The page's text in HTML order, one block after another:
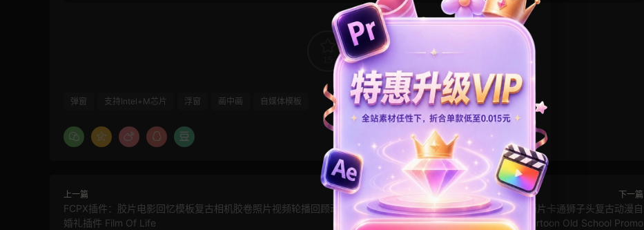
0
弹窗 支持Intel+M芯片 浮窗 画中画 自媒体模板
上一篇
FCPX插件：胶片电影回忆模板复古相机胶卷照片视频轮播回顾动画
婚礼插件 Film Of Life
下一篇
PR模板：猫和老鼠片头片尾模板 经典动画片卡通狮子头复古动漫自
媒体视频模板 Cartoon Old School Promo